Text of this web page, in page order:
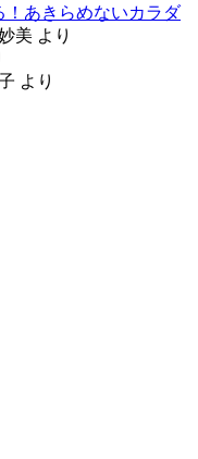
！あきらめないカラダ
美 より
より